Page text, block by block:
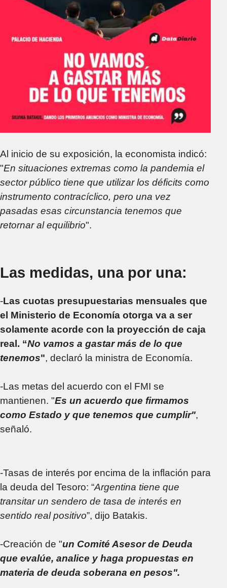
Al inicio de su exposición, la economista indicó:
"En situaciones extremas como la pandemia el
sector público tiene que utilizar los déficits como
instrumento contracíclico, pero una vez
pasadas esas circunstancia tenemos que
retornar al equilibrio".
Las medidas, una por una:
-Las cuotas presupuestarias mensuales que
el Ministerio de Economía otorga va a ser
solamente acorde con la proyección de caja
real. “No vamos a gastar más de lo que
tenemos", declaró la ministra de Economía.
-Las metas del acuerdo con el FMI se
mantienen. "Es un acuerdo que firmamos
como Estado y que tenemos que cumplir",
señaló.
-Tasas de interés por encima de la inflación para
la deuda del Tesoro: “Argentina tiene que
transitar un sendero de tasa de interés en
sentido real positivo”, dijo Batakis.
-Creación de "un Comité Asesor de Deuda
que evalúe, analice y haga propuestas en
materia de deuda soberana en pesos".